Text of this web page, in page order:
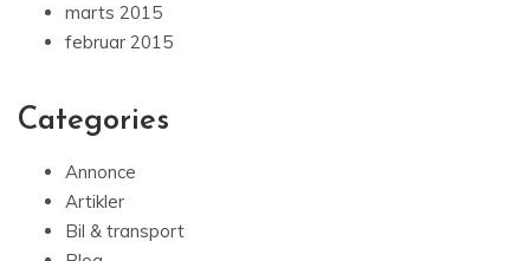
marts 2015
februar 2015
Categories
Annonce
Artikler
Bil & transport